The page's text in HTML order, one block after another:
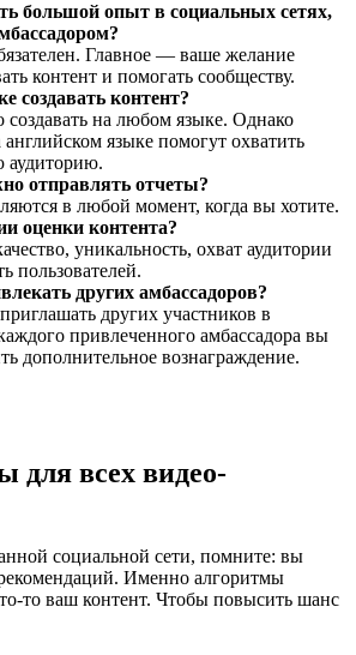
большой опыт в социальных сетях,
Главное — ваше желание
контент и помогать сообществу.
создавать контент?
на любом языке. Однако
языке помогут охватить
аудиторию.
отправлять отчеты?
в любой момент, когда вы хотите.
оценки контента?
уникальность, охват аудитории
пользователей.
других амбассадоров?
других участников в
привлеченного амбассадора вы
дополнительное вознаграждение.
для всех видео-
социальной сети, помните: вы
рекомендаций. Именно алгоритмы
то ваш контент. Чтобы повысить шанс